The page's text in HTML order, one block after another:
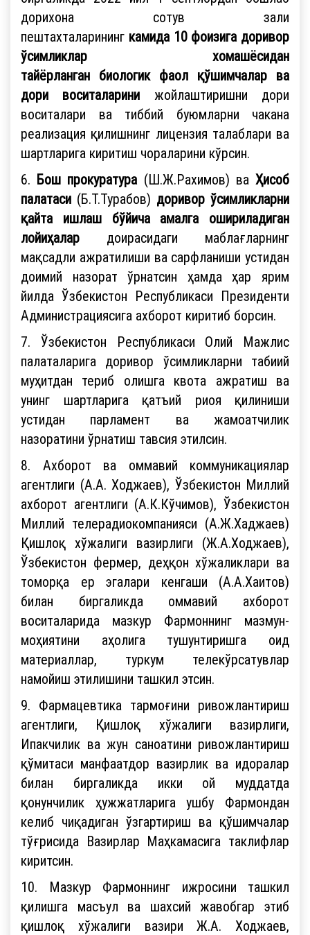
дорихона сотув зали
пештахталарининг камида 10 фоизига доривор
ўсимликлар хомашёсидан
тайёрланган биологик фаол қўшимчалар ва
дори воситаларини жойлаштиришни дори
воситалари ва тиббий буюмларни чакана
реализация қилишнинг лицензия талаблари ва
шартларига киритиш чораларини кўрсин.
6. Бош прокуратура(Ш.Ж.Рахимов) ваҲисоб
палатаси (Б.Т.Турабов) доривор ўсимликларни
қайта ишлаш бўйича амалга ошириладиган
лойиҳалар доирасидаги маблағларнинг
мақсадли ажратилиши ва сарфланиши устидан
доимий назорат ўрнатсин ҳамда ҳар ярим
йилда Ўзбекистон Республикаси Президенти
Администрациясига ахборот киритиб борсин.
7. Ўзбекистон Республикаси Олий Мажлис
палаталарига доривор ўсимликларни табиий
муҳитдан териб олишга квота ажратиш ва
унинг шартларига қатъий риоя қилиниши
устидан парламент ва жамоатчилик
назоратини ўрнатиш тавсия этилсин.
8. Ахборот ва оммавий коммуникациялар
агентлиги (А.А. Ходжаев), Ўзбекистон Миллий
ахборот агентлиги (А.К.Кўчимов), Ўзбекистон
Миллий телерадиокомпанияси (А.Ж.Хаджаев)
Қишлоқ хўжалиги вазирлиги (Ж.А.Ходжаев),
Ўзбекистон фермер, деҳқон хўжаликлари ва
томорқа ер эгалари кенгаши (А.А.Хаитов)
билан биргаликда оммавий ахборот
воситаларида мазкур Фармоннинг мазмун-
моҳиятини аҳолига тушунтиришга оид
материаллар, туркум телекўрсатувлар
намойиш этилишини ташкил этсин.
9. Фармацевтика тармоғини ривожлантириш
агентлиги, Қишлоқ хўжалиги вазирлиги,
Ипакчилик ва жун саноатини ривожлантириш
қўмитаси манфаатдор вазирлик ва идоралар
билан биргаликда икки ой муддатда
қонунчилик ҳужжатларига ушбу Фармондан
келиб чиқадиган ўзгартириш ва қўшимчалар
тўғрисида Вазирлар Маҳкамасига таклифлар
киритсин.
10. Мазкур Фармоннинг ижросини ташкил
қилишга масъул ва шахсий жавобгар этиб
қишлоқ хўжалиги вазири Ж.А. Ходжаев,